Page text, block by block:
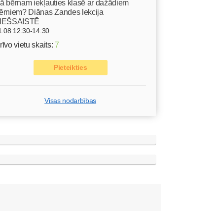
bērnam iekļauties klasē ar dažādiem
Diānas Zandes lekcija
12:30-14:30
vietu skaits: 7
Pieteikties
Visas nodarbības